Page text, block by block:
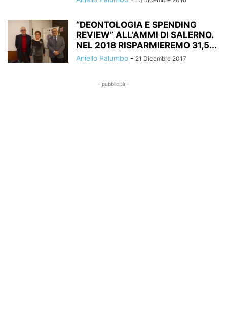
“DEONTOLOGIA E SPENDING
REVIEW” ALL’AMMI DI SALERNO.
NEL 2018 RISPARMIEREMO 31,5...
Aniello Palumbo - 21 Dicembre 2017
- pubblicità -